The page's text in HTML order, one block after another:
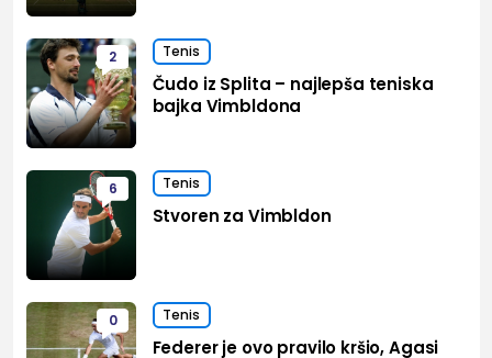
2 Tenis
Čudo iz Splita – najlepša teniska
bajka Vimbldona
6 Tenis
Stvoren za Vimbldon
0 Tenis
Federer je ovo pravilo kršio, Agasi